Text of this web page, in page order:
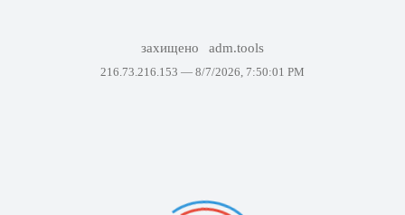
захищено adm.tools
216.73.216.153 — 8/7/2026, 7:50:01 PM